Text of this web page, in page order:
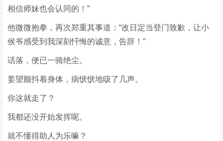
相信师妹也会认同的！”
他微微抱拳，再次郑重其事道：“改日定当登门致歉，让小
侯爷感受到我深刻忏悔的诚意，告辞！”
话落，便已一骑绝尘。
姜望颤抖着身体，病恹恹地咳了几声。
你这就走了？
我都还没开始发挥呢。
就不懂得助人为乐嘛？